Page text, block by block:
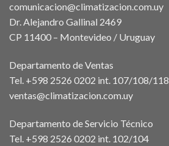
comunicacion@climatizacion.com.uy
Dr. Alejandro Gallinal 2469
CP 11400 – Montevideo / Uruguay
Departamento de Ventas
Tel. +598 2526 0202 int. 107/108/118
ventas@climatizacion.com.uy
Departamento de Servicio Técnico
Tel. +598 2526 0202 int. 102/104